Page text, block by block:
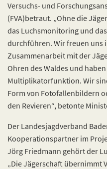
Versuchs- und
(FVA)betraut. „Ohne die
das Luchsmonitoring und
durchführen. Wir freuen uns
Zusammenarbeit mit der
Ohren des Waldes und
Multiplikatorfunktion. Wir
Form von Fotofallenbildern
den Revieren“, betonte
Der Landesjagdverband
Kooperationspartner im
Jörg Friedmann gehört der
„Die Jägerschaft übernimmt